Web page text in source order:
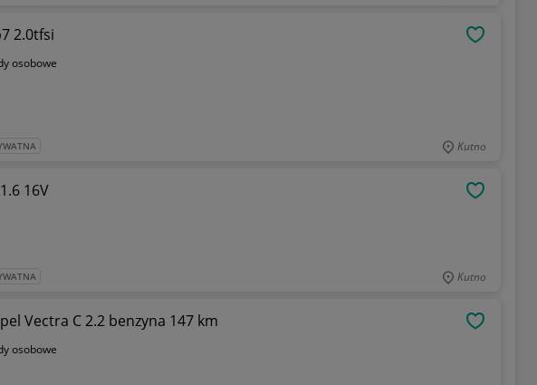
2.0tfsi
osobowe
Kutno
16V
Kutno
Vectra C 2.2 benzyna 147 km
osobowe